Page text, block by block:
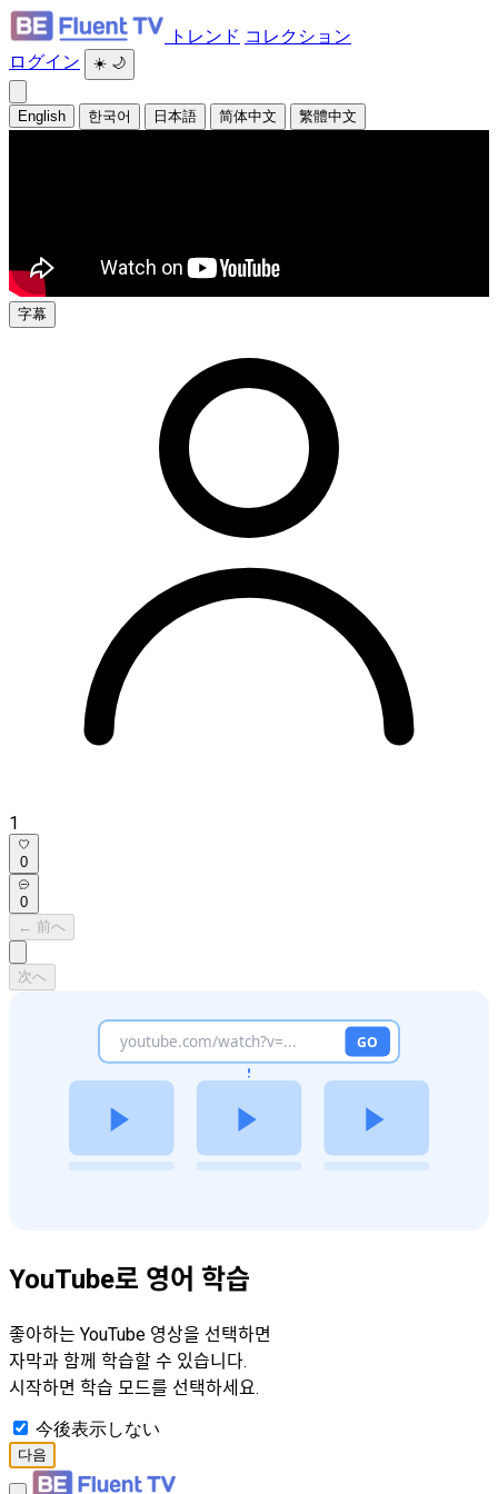
トレンド コレクション
ログイン
☀️ 🌙
English 한국어 日本語 简体中文 繁體中文
字幕
1
0
0
← 前へ
次へ
YouTube로 영어 학습
좋아하는 YouTube 영상을 선택하면
자막과 함께 학습할 수 있습니다.
시작하면 학습 모드를 선택하세요.
今後表示しない
다음